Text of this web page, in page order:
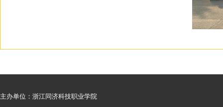
主办单位：浙江同济科技职业学院